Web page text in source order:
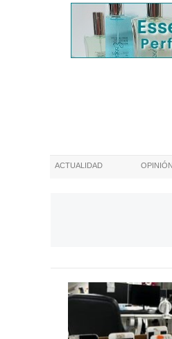
ACTUALIDAD OPINIÓN